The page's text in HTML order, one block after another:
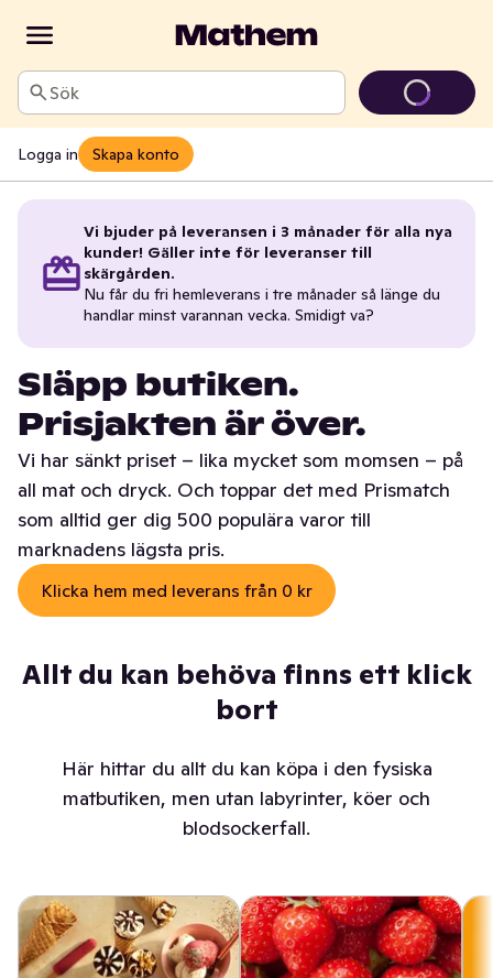
Sök
Logga in Skapa konto
Vi bjuder på leveransen i 3 månader för alla nya
kunder! Gäller inte för leveranser till
skärgården.
Nu får du fri hemleverans i tre månader så länge du
handlar minst varannan vecka. Smidigt va?
Släpp butiken.
Prisjakten är över.
Vi har sänkt priset – lika mycket som momsen – på
all mat och dryck. Och toppar det med Prismatch
som alltid ger dig 500 populära varor till
marknadens lägsta pris.
Klicka hem med leverans från 0 kr
Allt du kan behöva finns ett klick
bort
Här hittar du allt du kan köpa i den fysiska
matbutiken, men utan labyrinter, köer och
blodsockerfall.